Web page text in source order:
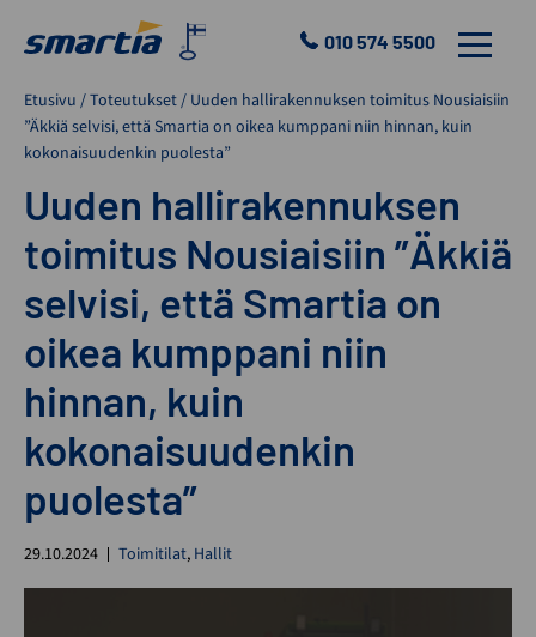
Oy
010 574 5500 VALIKKO
Etusivu /Toteutukset/ Uuden hallirakennuksen toimitus Nousiaisiin
”Äkkiä selvisi, että Smartia on oikea kumppani niin hinnan, kuin
kokonaisuudenkin puolesta”
Uuden hallirakennuksen
toimitus Nousiaisiin ”Äkkiä
selvisi, että Smartia on
oikea kumppani niin
hinnan, kuin
kokonaisuudenkin
puolesta”
29.10.2024 Toimitilat, Hallit